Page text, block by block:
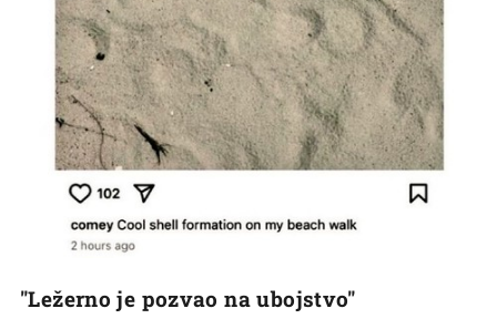
"Ležerno je pozvao na ubojstvo"